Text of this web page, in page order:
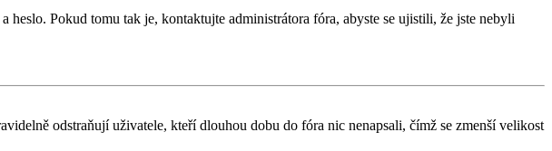
Pokud tomu tak je, kontaktujte administrátora fóra, abyste se ujistili, že jste nebyli
odstraňují uživatele, kteří dlouhou dobu do fóra nic nenapsali, čímž se zmenší velikost